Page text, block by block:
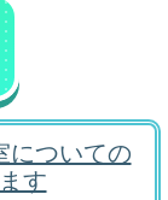
についての
す